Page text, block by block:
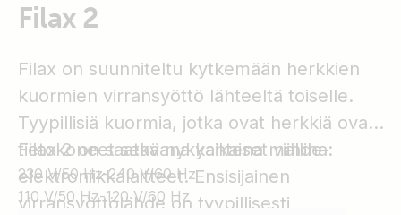
Multiplus-
Orion
SmartShunt
Filax 2
Filax on suunniteltu kytkemään herkkien
kuormien virransyöttö lähteeltä toiselle.
Tyypillisiä kuormia, jotka ovat herkkiä ovat
tietokoneet sekä nykyaikaiset viihde-
elektroniikkalaitteet. Ensisijainen
virransyöttölähde on tyypillisesti
Filax 2 on saatavana kahtena mallina:
230 V/50 Hz-240 V/60 Hz
110 V/50 Hz-120 V/60 Hz